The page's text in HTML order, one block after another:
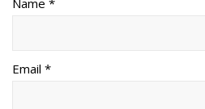
Email *